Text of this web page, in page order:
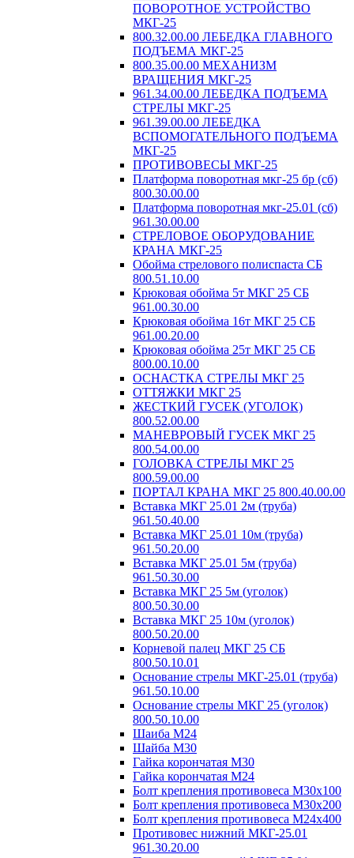
ПОВОРОТНОЕ УСТРОЙСТВО
МКГ-25
800.32.00.00 ЛЕБЕДКА ГЛАВНОГО
ПОДЪЕМА МКГ-25
800.35.00.00 МЕХАНИЗМ
ВРАЩЕНИЯ МКГ-25
961.34.00.00 ЛЕБЕДКА ПОДЪЕМА
СТРЕЛЫ МКГ-25
961.39.00.00 ЛЕБЕДКА
ВСПОМОГАТЕЛЬНОГО ПОДЪЕМА
МКГ-25
ПРОТИВОВЕСЫ МКГ-25
Платформа поворотная мкг-25 бр (сб)
800.30.00.00
Платформа поворотная мкг-25.01 (сб)
961.30.00.00
СТРЕЛОВОЕ ОБОРУДОВАНИЕ
КРАНА МКГ-25
Обойма стрелового полиспаста СБ
800.51.10.00
Крюковая обойма 5т МКГ 25 СБ
961.00.30.00
Крюковая обойма 16т МКГ 25 СБ
961.00.20.00
Крюковая обойма 25т МКГ 25 СБ
800.00.10.00
ОСНАСТКА СТРЕЛЫ МКГ 25
ОТТЯЖКИ МКГ 25
ЖЕСТКИЙ ГУСЕК (УГОЛОК)
800.52.00.00
МАНЕВРОВЫЙ ГУСЕК МКГ 25
800.54.00.00
ГОЛОВКА СТРЕЛЫ МКГ 25
800.59.00.00
ПОРТАЛ КРАНА МКГ 25 800.40.00.00
Вставка МКГ 25.01 2м (труба)
961.50.40.00
Вставка МКГ 25.01 10м (труба)
961.50.20.00
Вставка МКГ 25.01 5м (труба)
961.50.30.00
Вставка МКГ 25 5м (уголок)
800.50.30.00
Вставка МКГ 25 10м (уголок)
800.50.20.00
Корневой палец МКГ 25 СБ
800.50.10.01
Основание стрелы МКГ-25.01 (труба)
961.50.10.00
Основание стрелы МКГ 25 (уголок)
800.50.10.00
Шаиба М24
Шайба М30
Гайка корончатая М30
Гайка корончатая М24
Болт крепления противовеса М30х100
Болт крепления противовеса М30х200
Болт крепления противовеса М24х400
Противовес нижний МКГ-25.01
961.30.20.00